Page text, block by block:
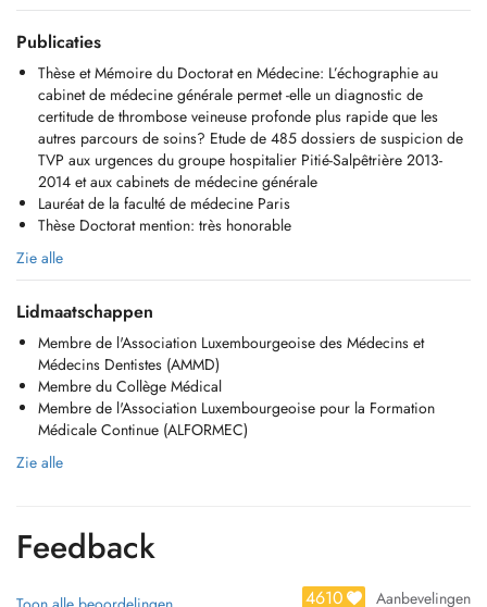
Docteur en Médecine Diplôme d'Etat, Paris
Diplôme d'études spécialisées en Médecine Générale, Paris
Lauréat de la faculté de médecine de Paris
Interne des Hôpitaux de Paris
Approbation als Arzt in Berlin
TRAVAUX SCIENTIFIQUES et PUBLICATIONS:
Thèse et Mémoire du Doctorat en Médecine: Léchographie au cabinet
de médecine générale, permet-elle un diagnostic de certitude de
soins? Étude de 485 dossiers de suspicion de TVP aux urgences du
groupe hospitalier Pitié-Salpêtrière 2013-2014 et aux cabinets de
médecine générale
Lauréat de la faculté de médecine Paris
Thèse Doctorat mention: très honorable, médaille de Bronze
Finaliste du prix de thèse de médecine générale, Ile de France 2016
Maîtrise en Imagerie biomédicale générale
Maîtrise en Méthodologie en recherche Clinique
Membre du Collège Médical
Publicaties
Thèse et Mémoire du Doctorat en Médecine: L’échographie au
cabinet de médecine générale permet -elle un diagnostic de
certitude de thrombose veineuse profonde plus rapide que les
autres parcours de soins? Etude de 485 dossiers de suspicion de
TVP aux urgences du groupe hospitalier Pitié-Salpêtrière 2013-
2014 et aux cabinets de médecine générale
Lauréat de la faculté de médecine Paris
Thèse Doctorat mention: très honorable
Zie alle
Lidmaatschappen
Membre de l'Association Luxembourgeoise des Médecins et
Médecins Dentistes (AMMD)
Membre du Collège Médical
Membre de l'Association Luxembourgeoise pour la Formation
Médicale Continue (ALFORMEC)
Zie alle
Feedback
4610 Aanbevelingen